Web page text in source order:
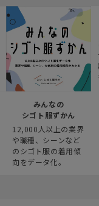
みんなの
シゴト服ずかん
12,000人以上の業界
や職種、シーンなど
のシゴト服の着用傾
向をデータ化。